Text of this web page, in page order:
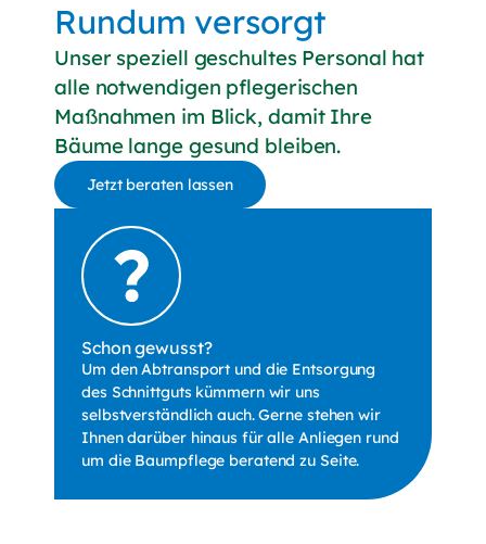
Rundum versorgt
Unser speziell geschultes Personal hat
alle notwendigen pflegerischen
Maßnahmen im Blick, damit Ihre
Bäume lange gesund bleiben.
Jetzt beraten lassen
Schon gewusst?
Um den Abtransport und die Entsorgung
des Schnittguts kümmern wir uns
selbstverständlich auch. Gerne stehen wir
Ihnen darüber hinaus für alle Anliegen rund
um die Baumpflege beratend zu Seite.